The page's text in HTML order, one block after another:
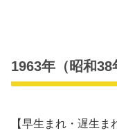
1963年（昭和
【早生まれ・遅生ま